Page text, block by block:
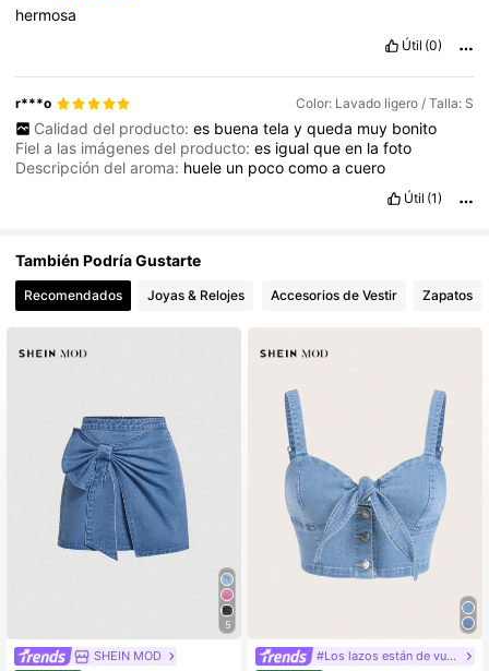
hermosa
Útil (0)
r***o Color: Lavado ligero / Talla: S
Calidad del producto: es buena tela y queda muy bonito
Fiel a las imágenes del producto:es igualqueen lafoto
Descripción del aroma: huele un pococomoacuero
Útil (1)
También Podría Gustarte
Recomendados Joyas & Relojes Accesorios de Vestir Zapatos
5
SHEIN MOD #Los lazos están de vuelta